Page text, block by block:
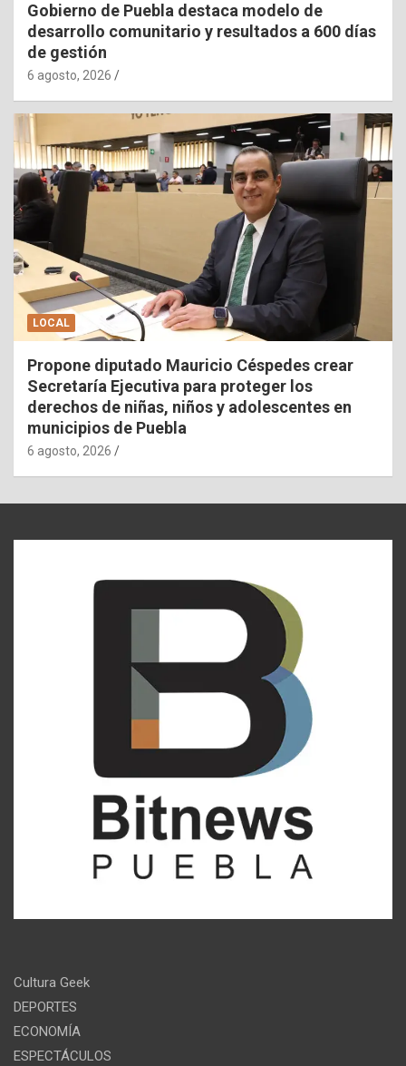
Gobierno de Puebla destaca modelo de
desarrollo comunitario y resultados a 600 días
de gestión
6 agosto, 2026
LOCAL
Propone diputado Mauricio Céspedes crear
Secretaría Ejecutiva para proteger los
derechos de niñas, niños y adolescentes en
municipios de Puebla
6 agosto, 2026
Cultura Geek
DEPORTES
ECONOMÍA
ESPECTÁCULOS